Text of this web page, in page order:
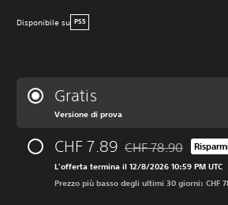
Disponibile su PS5
Gratis
Versione di prova
CHF 7.89 Scontato dal prezzo
CHF 78.90
L'offerta termina il 12/8/2026 10:59 PM UTC
Prezzo più basso degli ultimi 30 giorni: CHF